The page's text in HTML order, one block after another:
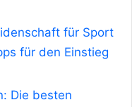
für Sport
für den Einstieg
Die besten